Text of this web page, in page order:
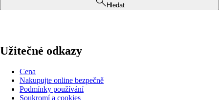
Hledat
Užitečné odkazy
Cena
Nakupujte online bezpečně
Podmínky používání
Soukromí a cookies